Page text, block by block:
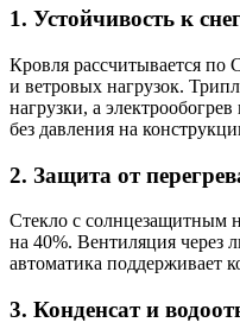
1. Устойчивость к
Кровля рассчитывается по
и ветровых нагрузок.
нагрузки, а
без давления на
2. Защита от
Стекло с солнцезащитным
на 40%. Вентиляция через
автоматика поддерживает
3. Конденсат и